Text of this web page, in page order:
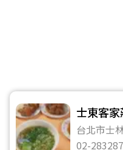
士東客家
台北市士
02-